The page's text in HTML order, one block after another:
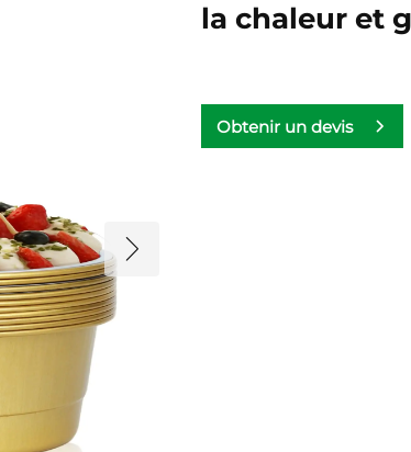
la chaleur et
Obtenir un devis